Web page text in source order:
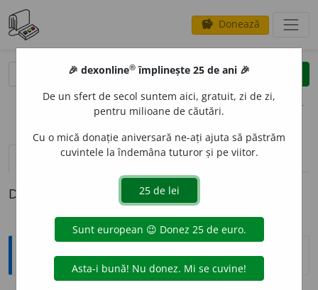
savings Donează
clear
opțiuni
definiții (1) pronunțievolume_up (50)
Definiția cu ID-ul 429966:
Explicative DEX
🎉 dexonline® împlinește 25 de ani 🎉
De un sfert de secol suntem aici, gratuit, zi de zi,
pentru milioane de căutări.
Cu o mică donație aniversară ne-ați ajuta să păstrăm
cuvintele la îndemâna tuturor și pe viitor.